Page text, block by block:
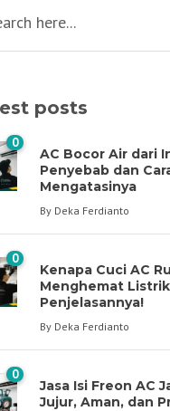
posts
0
AC Bocor Air dari
Penyebab dan
Mengatasinya
By Deka Ferdianto
0
Kenapa Cuci AC
Menghemat
Penjelasannya!
By Deka Ferdianto
0
Jasa Isi Freon AC
Jujur, Aman, dan